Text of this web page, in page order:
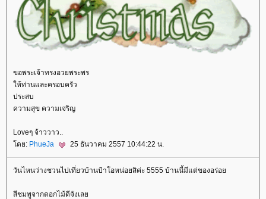
ขอพระเจ้าทรงอวยพระพร
ห้ท่านและครอบครัว
ประสบ
ความสุข ความเจริญ
Loveๆ จ้าววาว..
ดย: PhueJa 25 ธันวาคม 2557 10:44:22 น.
วันไหนว่างชวนไปเที่ยวบ้านป้าโอหน่อยสิค่ะ 5555 บ้านนี้มีแต่ของอร่อ
สีชมพูจากดอกไม้ดีจังเล